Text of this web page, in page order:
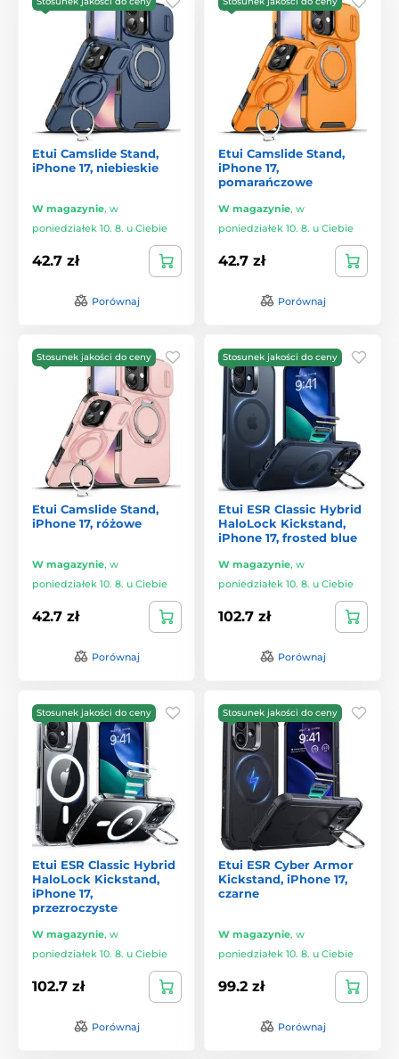
Etui Camslide Stand,
iPhone 17, niebieskie
W magazynie, w
poniedziałek 10. 8. u Ciebie
42.7 zł
Porównaj
Etui Camslide Stand,
iPhone 17,
pomarańczowe
W magazynie, w
poniedziałek 10. 8. u Ciebie
42.7 zł
Porównaj
Stosunek jakości do ceny
Etui Camslide Stand,
iPhone 17, różowe
W magazynie, w
poniedziałek 10. 8. u Ciebie
42.7 zł
Porównaj
Stosunek jakości do ceny
Etui ESR Classic Hybrid
HaloLock Kickstand,
iPhone 17, frosted blue
W magazynie, w
poniedziałek 10. 8. u Ciebie
102.7 zł
Porównaj
Stosunek jakości do ceny
Etui ESR Classic Hybrid
HaloLock Kickstand,
iPhone 17,
przezroczyste
W magazynie, w
poniedziałek 10. 8. u Ciebie
102.7 zł
Porównaj
Stosunek jakości do ceny
Etui ESR Cyber Armor
Kickstand, iPhone 17,
czarne
W magazynie, w
poniedziałek 10. 8. u Ciebie
99.2 zł
Porównaj